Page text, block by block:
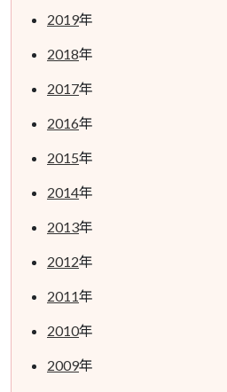
2019年
2018年
2017年
2016年
2015年
2014年
2013年
2012年
2011年
2010年
2009年